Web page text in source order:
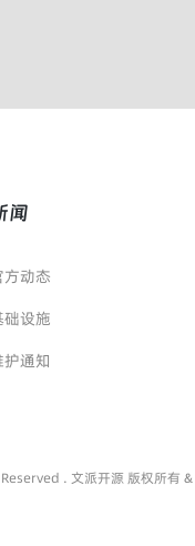
闻
方动态
础设施
护通知
. 文派开源 版权所有 &